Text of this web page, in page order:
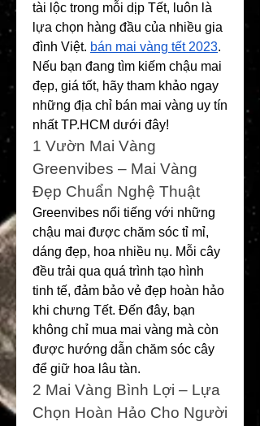
tài lộc trong mỗi dịp Tết, luôn là
lựa chọn hàng đầu của nhiều gia
đình Việt. bán mai vàng tết 2023.
Nếu bạn đang tìm kiếm chậu mai
đẹp, giá tốt, hãy tham khảo ngay
những địa chỉ bán mai vàng uy tín
nhất TP.HCM dưới đây!
1️ Vườn Mai Vàng
Greenvibes – Mai Vàng
Đẹp Chuẩn Nghệ Thuật
Greenvibes nổi tiếng với những
chậu mai được chăm sóc tỉ mỉ,
dáng đẹp, hoa nhiều nụ. Mỗi cây
đều trải qua quá trình tạo hình
tinh tế, đảm bảo vẻ đẹp hoàn hảo
khi chưng Tết. Đến đây, bạn
không chỉ mua mai vàng mà còn
được hướng dẫn chăm sóc cây
để giữ hoa lâu tàn.
2️ Mai Vàng Bình Lợi – Lựa
Chọn Hoàn Hảo Cho Người